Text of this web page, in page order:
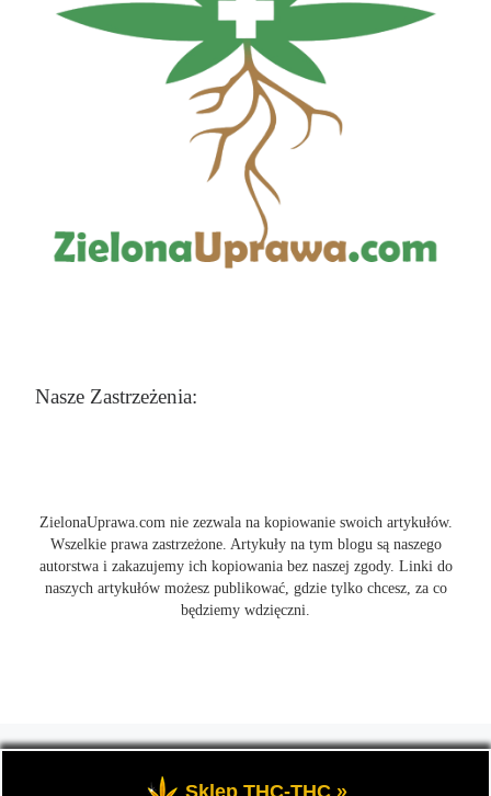
Nasze Zastrzeżenia:
ZielonaUprawa.com nie zezwala na kopiowanie swoich artykułów.
Wszelkie prawa zastrzeżone. Artykuły na tym blogu są naszego
autorstwa i zakazujemy ich kopiowania bez naszej zgody. Linki do
naszych artykułów możesz publikować, gdzie tylko chcesz, za co
będziemy wdzięczni.
wszystko o uprawie i hodowli marihunay, roślin konopi indoor
Sklep THC-THC »